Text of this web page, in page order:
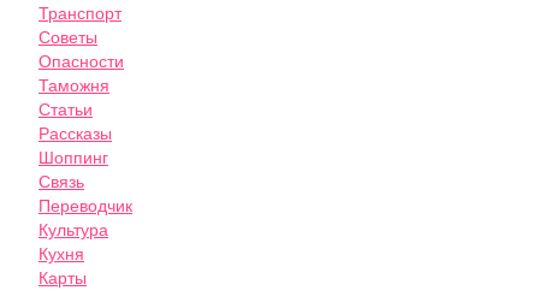
Транспорт
Советы
Опасности
Таможня
Статьи
Рассказы
Шоппинг
Связь
Переводчик
Культура
Кухня
Карты